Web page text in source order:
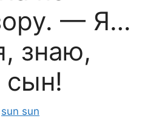
— Я…
знаю,
сын!
sun sun